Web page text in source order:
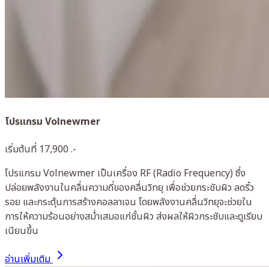
โปรแกรม Volnewmer
เริ่มต้นที่ 17,900 .-
โปรแกรม Volnewmer เป็นเครื่อง RF (Radio Frequency) ซึ่ง
ปล่อยพลังงานในคลื่นความถี่ของคลื่นวิทยุ เพื่อช่วยกระชับผิว ลดริ้ว
รอย และกระตุ้นการสร้างคอลลาเจน โดยพลังงานคลื่นวิทยุจะช่วยใน
การให้ความร้อนอย่างสม่ำเสมอแก่ชั้นผิว ส่งผลให้ผิวกระชับและดูเรียบ
เนียนขึ้น
อ่านเพิ่มเติม